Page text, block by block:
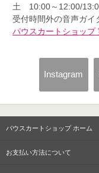
土 10:00～12:00/
受付時間外の音声ガイ
パウスカートショップ
Instagram
パウスカートショップ ホーム
お支払い方法について